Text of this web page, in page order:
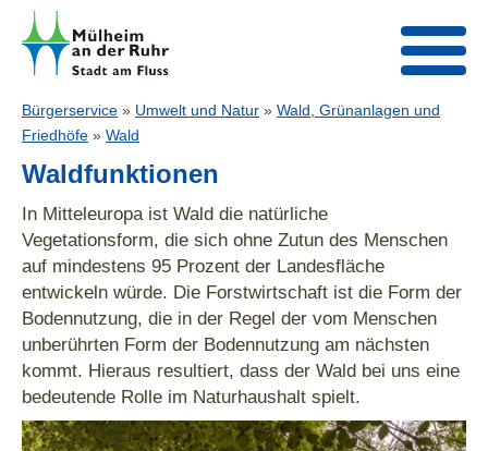
Bürgerservice » Umwelt und Natur » Wald, Grünanlagen und
Friedhöfe » Wald
Waldfunktionen
In Mitteleuropa ist Wald die natürliche
Vegetationsform, die sich ohne Zutun des Menschen
auf mindestens 95 Prozent der Landesfläche
entwickeln würde. Die Forstwirtschaft ist die Form der
Bodennutzung, die in der Regel der vom Menschen
unberührten Form der Bodennutzung am nächsten
kommt. Hieraus resultiert, dass der Wald bei uns eine
bedeutende Rolle im Naturhaushalt spielt.